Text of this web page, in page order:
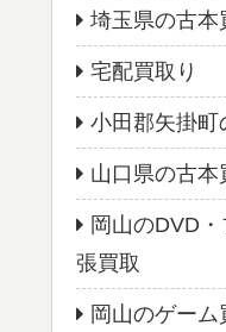
埼玉県の古本
宅配買取り
小田郡矢掛町
山口県の古本
岡山のDVD
張買取
岡山のゲーム